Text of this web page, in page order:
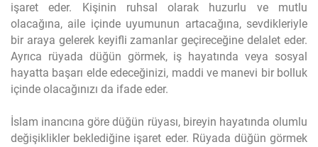
işaret eder. Kişinin ruhsal olarak huzurlu ve mutlu
olacağına, aile içinde uyumunun artacağına, sevdikleriyle
bir araya gelerek keyifli zamanlar geçireceğine delalet eder.
Ayrıca rüyada düğün görmek, iş hayatında veya sosyal
hayatta başarı elde edeceğinizi, maddi ve manevi bir bolluk
içinde olacağınızı da ifade eder.
İslam inancına göre düğün rüyası, bireyin hayatında olumlu
değişiklikler beklediğine işaret eder. Rüyada düğün görmek